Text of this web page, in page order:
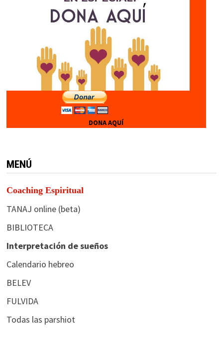
DONA AQUÍ
MENÚ
Coaching Espiritual
TANAJ online (beta)
BIBLIOTECA
Interpretación de sueños
Calendario hebreo
BELEV
FULVIDA
Todas las parshiot